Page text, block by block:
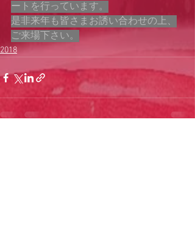
ートを行っています。
是非来年も皆さまお誘い合わせの上、
ご来場下さい。
2018